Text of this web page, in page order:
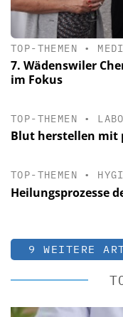
TOP-THEMEN •
7. Wädenswiler
im Fokus
TOP-THEMEN •
Blut herstellen mit
TOP-THEMEN •
Heilungsprozesse
9 WEITERE